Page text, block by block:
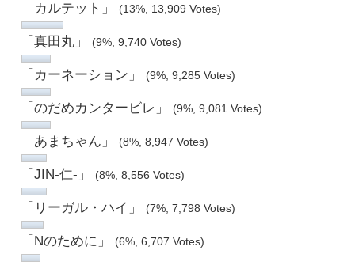
「カルテット」 (13%, 13,909 Votes)
「真田丸」 (9%, 9,740 Votes)
「カーネーション」 (9%, 9,285 Votes)
「のだめカンタービレ」 (9%, 9,081 Votes)
「あまちゃん」 (8%, 8,947 Votes)
「JIN-仁-」 (8%, 8,556 Votes)
「リーガル・ハイ」 (7%, 7,798 Votes)
「Nのために」 (6%, 6,707 Votes)